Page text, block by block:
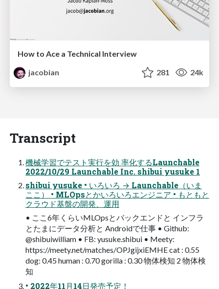
How to Ace a Technical Interview
jacobian
281 24k
Transcript
機械学習でテスト実行を効 率化するLaunchable
2022/10/29 Launchable Inc. shibui yusuke 1
shibui yusuke • いろいろ → Launchable（いま
ここ） • MLOpsとかいろいろエンジニア • もともと
クラウド基盤の開発、運用
• ここ6年くらいMLOpsとバックエンドと インフラ
とたまにデータ分析と Androidで仕事 • Github:
@shibuiwilliam • FB: yusuke.shibui • Meety:
https://meety.net/matches/OPJgijxiEMHE cat : 0.55
dog: 0.45 human : 0.70 gorilla : 0.30 物体検知 2 物体検
知
• 2022年11月14日発売予定！